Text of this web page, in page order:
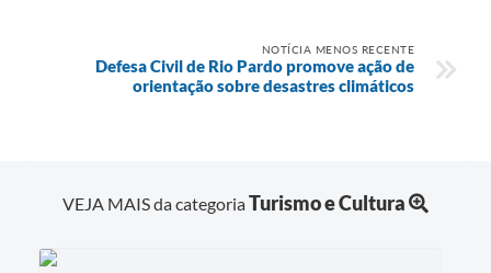
NOTÍCIA MENOS RECENTE
Defesa Civil de Rio Pardo promove ação de
orientação sobre desastres climáticos
VEJA MAIS da categoriaTurismo e Cultura